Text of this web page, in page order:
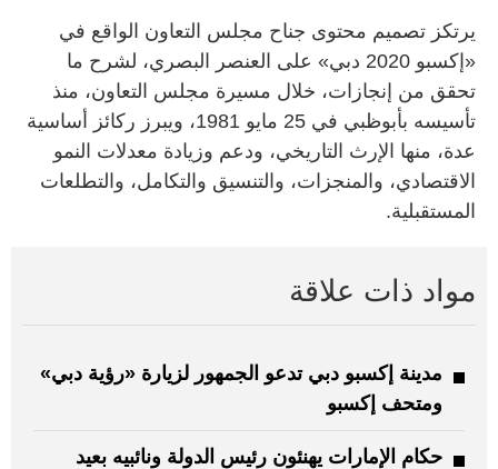
يرتكز تصميم محتوى جناح مجلس التعاون الواقع في
«إكسبو 2020 دبي» على العنصر البصري، لشرح ما
تحقق من إنجازات، خلال مسيرة مجلس التعاون، منذ
تأسيسه بأبوظبي في 25 مايو 1981، ويبرز ركائز أساسية
عدة، منها الإرث التاريخي، ودعم وزيادة معدلات النمو
الاقتصادي، والمنجزات، والتنسيق والتكامل، والتطلعات
المستقبلية.
مواد ذات علاقة
مدينة إكسبو دبي تدعو الجمهور لزيارة «رؤية دبي»
ومتحف إكسبو
حكام الإمارات يهنئون رئيس الدولة ونائبيه بعيد